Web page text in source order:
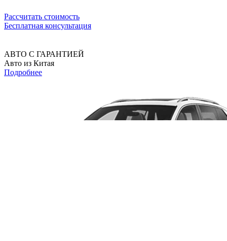
Рассчитать стоимость
Бесплатная консультация
АВТО С ГАРАНТИЕЙ
Авто из Китая
Подробнее